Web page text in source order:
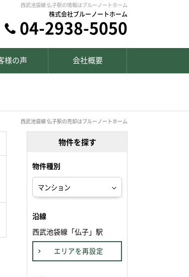
西武池袋線 仏子駅の情報はブルーノートホーム
株式会社ブルーノートホーム
04-2938-5050
様の声 会社概要
西武池袋線 仏子駅の売却はブルーノートホーム
物件を探す
物件種別
沿線
西武池袋線「仏子」駅
エリアを再設定